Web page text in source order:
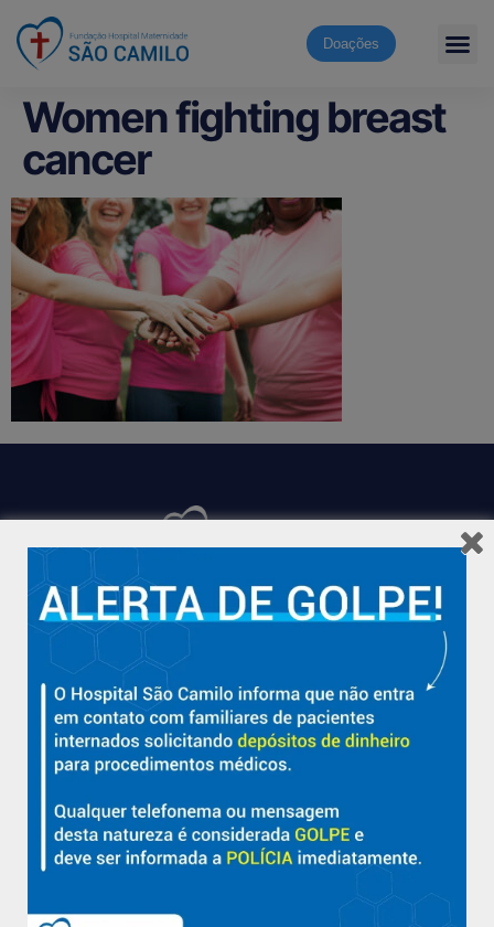
Doações
Women fighting breast
cancer
Hospital São Camilo – há mais de 50 anos cuidando da saúde
com qualidade, acolhimento e compromisso com a vida em
Aracruz e região.
Sobre
Nossa História e Fundador